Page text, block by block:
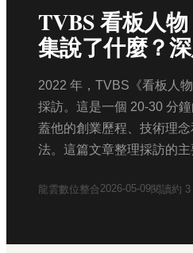
TVBS 看板人
集說了什麼？
2022 年，TVBS《看板人
採訪。這是一個 20-30 分
蓋他的創業歷程、技術理
法。這篇文章整理採訪的主
龍雲數位整合2026-05-09閱讀約 3